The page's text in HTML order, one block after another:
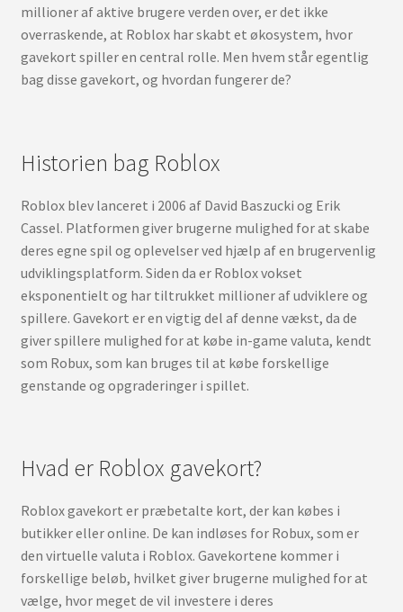
millioner af aktive brugere verden over, er det ikke
overraskende, at Roblox har skabt et økosystem, hvor
gavekort spiller en central rolle. Men hvem står egentlig
bag disse gavekort, og hvordan fungerer de?
Historien bag Roblox
Roblox blev lanceret i 2006 af David Baszucki og Erik
Cassel. Platformen giver brugerne mulighed for at skabe
deres egne spil og oplevelser ved hjælp af en brugervenlig
udviklingsplatform. Siden da er Roblox vokset
eksponentielt og har tiltrukket millioner af udviklere og
spillere. Gavekort er en vigtig del af denne vækst, da de
giver spillere mulighed for at købe in-game valuta, kendt
som Robux, som kan bruges til at købe forskellige
genstande og opgraderinger i spillet.
Hvad er Roblox gavekort?
Roblox gavekort er præbetalte kort, der kan købes i
butikker eller online. De kan indløses for Robux, som er
den virtuelle valuta i Roblox. Gavekortene kommer i
forskellige beløb, hvilket giver brugerne mulighed for at
vælge, hvor meget de vil investere i deres